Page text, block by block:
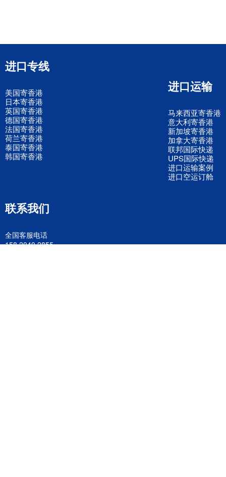
进口专线
美国寄香港
日本寄香港
英国寄香港
德国寄香港
法国寄香港
荷兰寄香港
泰国寄香港
韩国寄香港
进口运输
马来西亚寄香港
意大利寄香港
新加坡寄香港
加拿大寄香港
联邦国际快递
UPS国际快递
进口运输案例
进口空运订舱
联系我们
全国客服电话
158 2040 2855